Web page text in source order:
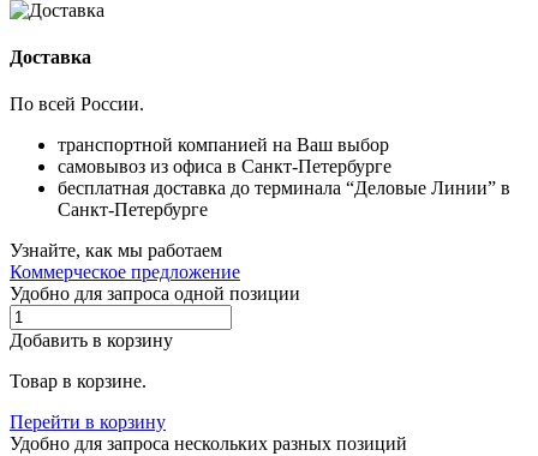
Доставка
По всей России.
транспортной компанией на Ваш выбор
самовывоз из офиса в Санкт-Петербурге
бесплатная доставка до терминала “Деловые Линии” в
Санкт-Петербурге
Узнайте, как мы работаем
Коммерческое предложение
Удобно для запроса одной позиции
Добавить в корзину
Товар в корзине.
Перейти в корзину
Удобно для запроса нескольких разных позиций